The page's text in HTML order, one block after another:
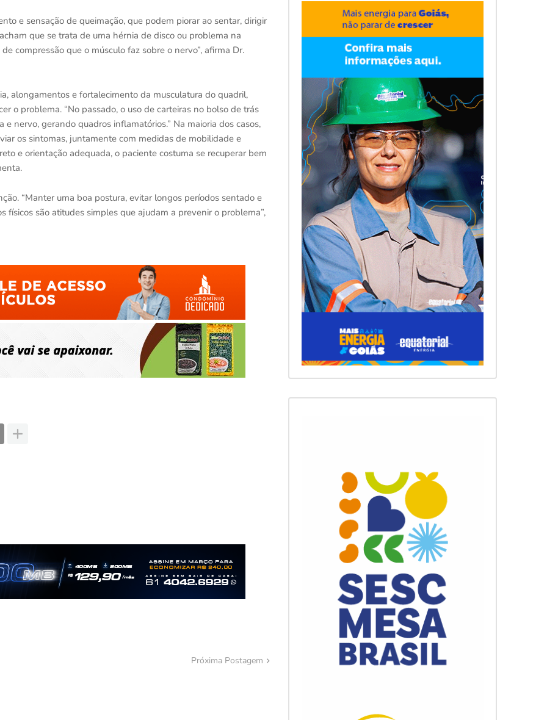
e sensação de queimação, que podem piorar ao sentar, dirigir
que se trata de uma hérnia de disco ou problema na
compressão que o músculo faz sobre o nervo”, afirma Dr.
alongamentos e fortalecimento da musculatura do quadril,
o problema. “No passado, o uso de carteiras no bolso de trás
nervo, gerando quadros inflamatórios.” Na maioria dos casos,
os sintomas, juntamente com medidas de mobilidade e
e orientação adequada, o paciente costuma se recuperar bem
“Manter uma boa postura, evitar longos períodos sentado e
físicos são atitudes simples que ajudam a prevenir o problema”,
Próxima Postagem